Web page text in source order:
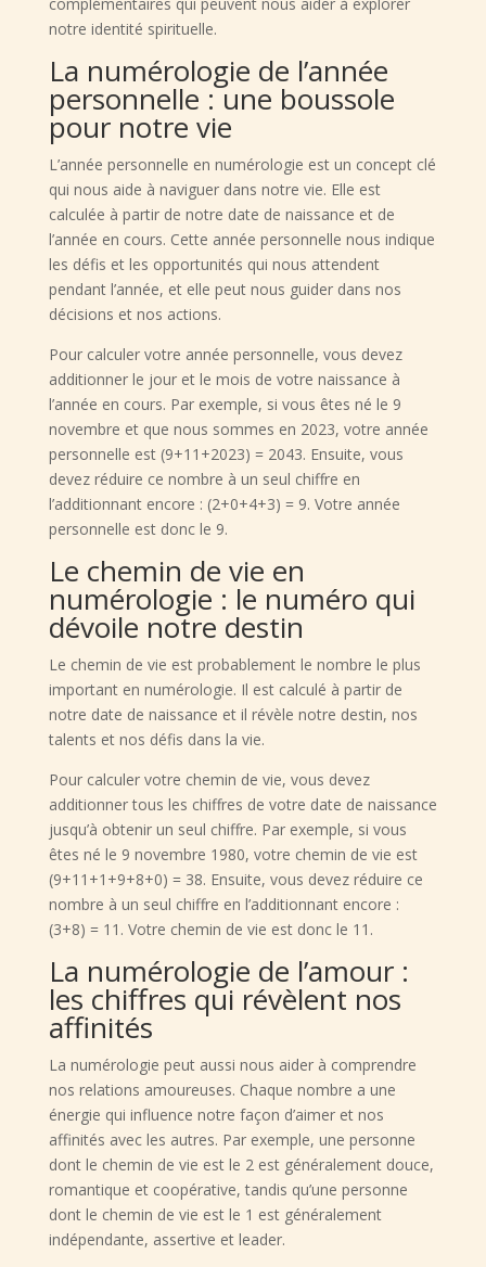
notre identité spirituelle.
La numérologie de l’année
personnelle : une boussole
pour notre vie
L’année personnelle en numérologie est un concept clé
qui nous aide à naviguer dans notre vie. Elle est
calculée à partir de notre date de naissance et de
l’année en cours. Cette année personnelle nous indique
les défis et les opportunités qui nous attendent
pendant l’année, et elle peut nous guider dans nos
décisions et nos actions.
Pour calculer votre année personnelle, vous devez
additionner le jour et le mois de votre naissance à
l’année en cours. Par exemple, si vous êtes né le 9
novembre et que nous sommes en 2023, votre année
personnelle est (9+11+2023) = 2043. Ensuite, vous
devez réduire ce nombre à un seul chiffre en
l’additionnant encore : (2+0+4+3) = 9. Votre année
personnelle est donc le 9.
Le chemin de vie en
numérologie : le numéro qui
dévoile notre destin
Le chemin de vie est probablement le nombre le plus
important en numérologie. Il est calculé à partir de
notre date de naissance et il révèle notre destin, nos
talents et nos défis dans la vie.
Pour calculer votre chemin de vie, vous devez
additionner tous les chiffres de votre date de naissance
jusqu’à obtenir un seul chiffre. Par exemple, si vous
êtes né le 9 novembre 1980, votre chemin de vie est
(9+11+1+9+8+0) = 38. Ensuite, vous devez réduire ce
nombre à un seul chiffre en l’additionnant encore :
(3+8) = 11. Votre chemin de vie est donc le 11.
La numérologie de l’amour :
les chiffres qui révèlent nos
affinités
La numérologie peut aussi nous aider à comprendre
nos relations amoureuses. Chaque nombre a une
énergie qui influence notre façon d’aimer et nos
affinités avec les autres. Par exemple, une personne
dont le chemin de vie est le 2 est généralement douce,
romantique et coopérative, tandis qu’une personne
dont le chemin de vie est le 1 est généralement
indépendante, assertive et leader.